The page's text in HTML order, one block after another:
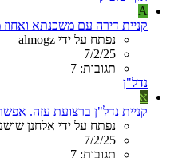
A
קניית דירה עם משכנתא ואחוז
נפתח על ידי almogz
7/2/25
תגובות: 7
נדל"ן
א
קניית נדל"ן ברצועת עזה.
נפתח על ידי אלחנן
7/2/25
תגובות: 7